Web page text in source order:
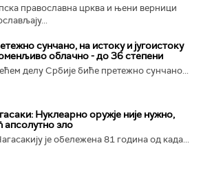
православна црква и њени верници
сунчано, на истоку и југоистоку
облачно - до 36 степени
делу Србије биће претежно сунчано...
Нуклеарно оружје није нужно,
апсолутно зло
је обележена 81 година од када...